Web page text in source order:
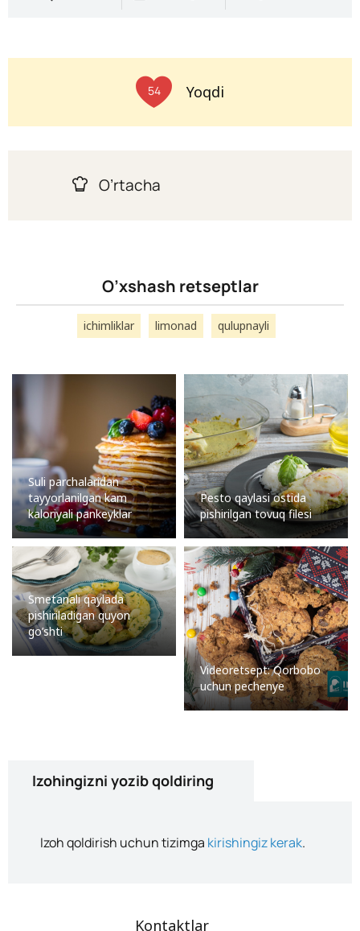
54 Yoqdi
O’rtacha
O’xshash retseptlar
ichimliklar limonad qulupnayli
Suli parchalaridan
tayyorlanilgan kam
kaloriyali pankeyklar
Pesto qaylasi ostida
pishirilgan tovuq filesi
Smetanali qaylada
pishiriladigan quyon
go’shti
Videoretsept: Qorbobo
uchun pechenye
Izohingizni yozib qoldiring
Izoh qoldirish uchun tizimga kirishingiz kerak.
Kontaktlar